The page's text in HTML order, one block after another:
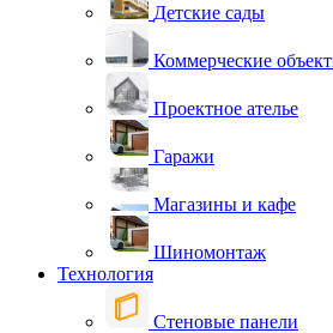
Детские сады
Коммерческие
Проектное ателье
Гаражи
Магазины и кафе
Шиномонтаж
Технология
Стеновые панели